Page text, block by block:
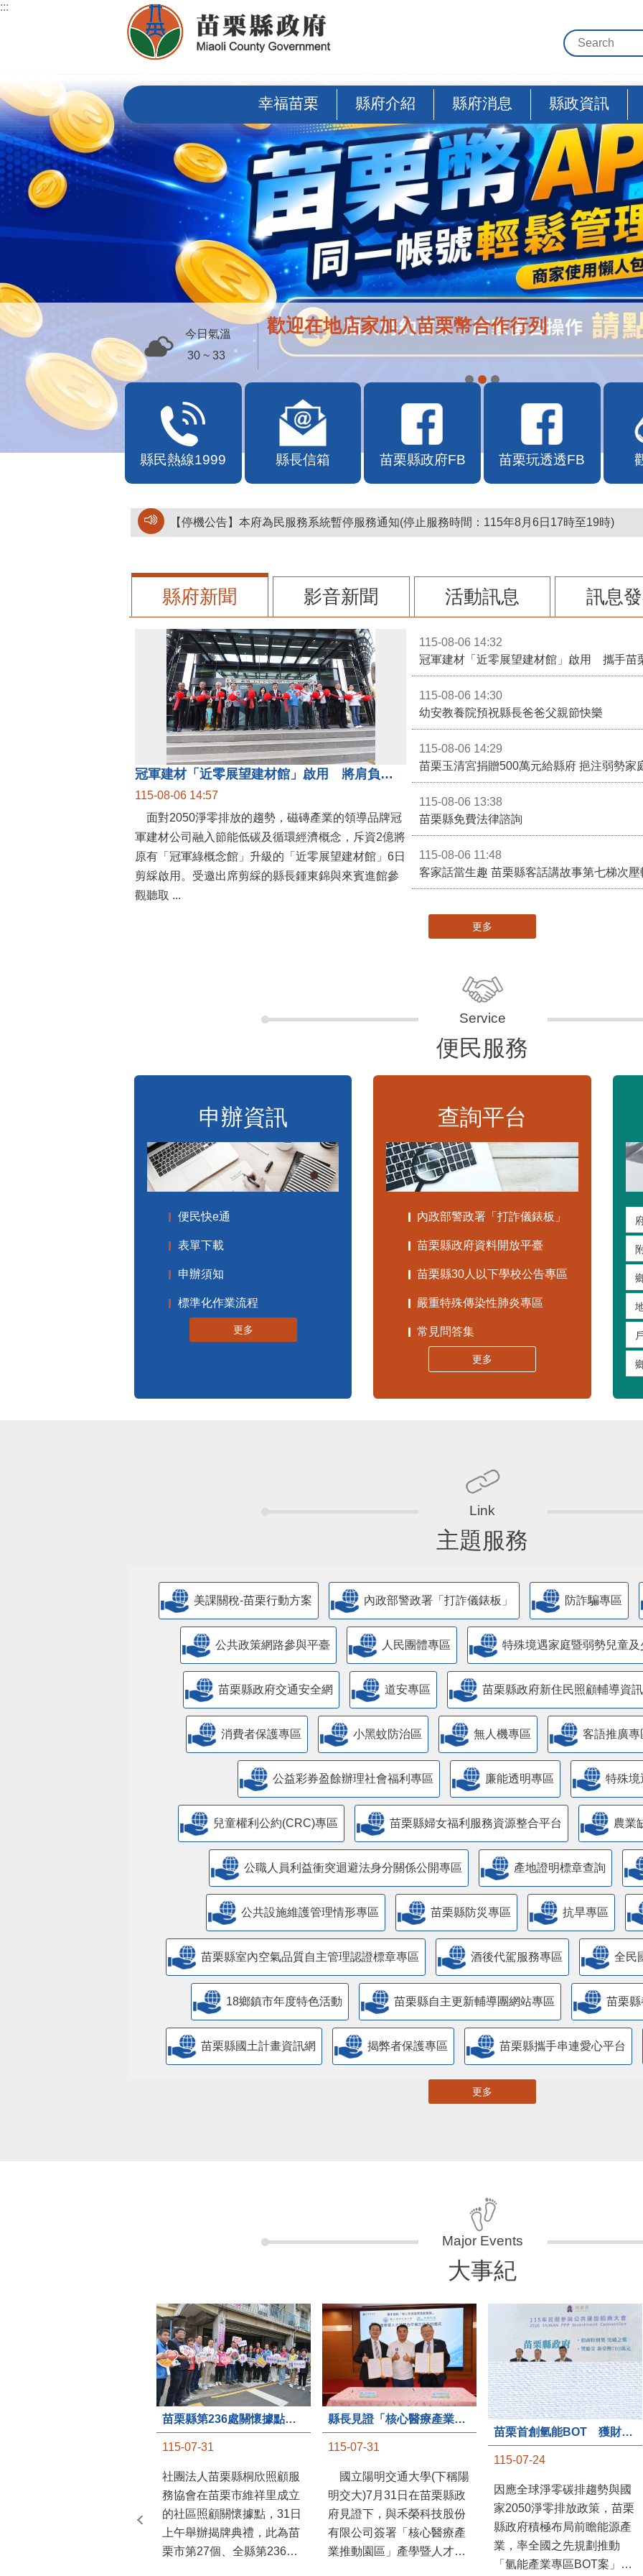
跳到主要內容區塊
:::
幸福苗栗 縣府介紹 縣府消息 縣政資訊
歡迎在地店家加入苗栗幣合作行列
今日氣溫
30 ~ 33
縣民熱線1999 縣長信箱 苗栗縣政府FB 苗栗玩透透FB
【停機公告】本府為民服務系統暫停服務通知(停止服務時間：115年8月6日17時至19時)
縣府新聞 影音新聞 活動訊息 訊息
冠軍建材「近零展望建材館」啟用 將肩負節能減碳環境教育重任
115-08-06 14:57
面對2050淨零排放的趨勢，磁磚產業的領導品牌冠
軍建材公司融入節能低碳及循環經濟概念，斥資2億將
原有「冠軍綠概念館」升級的「近零展望建材館」6日
剪綵啟用。受邀出席剪綵的縣長鍾東錦與來賓進館參
115-08-06 14:32
冠軍建材「近零展望建材館」啟用 攜手苗
115-08-06 14:30
幼安教養院預祝縣長爸爸父親節快樂
115-08-06 14:29
苗栗玉清宮捐贈500萬元給縣府 挹注弱勢家
115-08-06 13:38
苗栗縣免費法律諮詢
115-08-06 11:48
客家話當生趣 苗栗縣客話講故事第七梯次壓
更多
便民服務
申辦資訊
便民快e通
表單下載
申辦須知
標準化作業流程
更多
查詢平台
內政部警政署「打詐儀錶板」
苗栗縣政府資料開放平臺
苗栗縣30人以下學校公告專區
嚴重特殊傳染性肺炎專區
常見問答集
更多
主題服務
美課關稅-苗栗行動方案 內政部警政署「打詐儀錶板」 防詐騙專區
公共政策網路參與平臺 人民團體專區 特殊境遇家庭暨弱勢兒童
苗栗縣政府交通安全網 道安專區 苗栗縣政府新住民照顧輔導資
消費者保護專區 小黑蚊防治區 無人機專區 客語推廣專
公益彩券盈餘辦理社會福利專區 廉能透明專區 特殊境
兒童權利公約(CRC)專區 苗栗縣婦女福利服務資源整合平台 農業
公職人員利益衝突迴避法身分關係公開專區 產地證明標章查詢
​公共設施維護管理情形專區 苗栗縣防災專區 抗旱專區
苗栗縣室內空氣品質自主管理認證標章專區 酒後代駕服務專區 全民
18鄉鎮市年度特色活動 苗栗縣自主更新輔導團網站專區 苗栗
苗栗縣國土計畫資訊網 揭弊者保護專區 苗栗縣攜手串連愛心平台
更多
大事紀
苗栗縣第236處關懷據點在苗栗市維祥里揭牌
115-07-31
社團法人苗栗縣桐欣照顧服
務協會在苗栗市維祥里成立
的社區照顧關懷據點，31日
上午舉辦揭牌典禮，此為苗
栗市第27個、全縣第236處
115-07-31
國立陽明交通大學(下稱陽
明交大)7月31日在苗栗縣政
府見證下，與禾榮科技股份
有限公司簽署「核心醫療產
業推動園區」產學暨人才培
苗栗首創氫能BOT 獲財政部「突破之翼」肯定
115-07-24
因應全球淨零碳排趨勢與國
家2050淨零排放政策，苗栗
縣政府積極布局前瞻能源產
業，率全國之先規劃推動
「氫能產業專區BOT案」，